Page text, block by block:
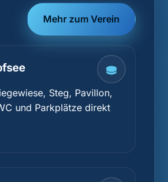
Mehr zum Verein
Steg, Pavillon,
und Parkplätze direkt